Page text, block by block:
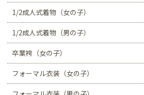
1/2成人式着物（女の子）
1/2成人式着物（男の子）
卒業袴（女の子）
フォーマル衣装（女の子）